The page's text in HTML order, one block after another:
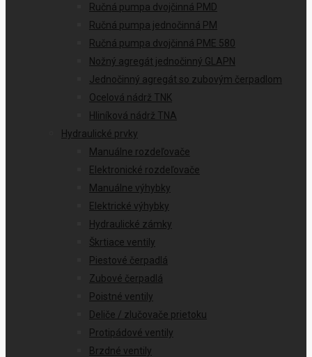
Ručná pumpa dvojčinná PMD
Ručná pumpa jednočinná PM
Ručná pumpa dvojčinná PME 580
Nožný agregát jednočinný GLAPN
Jednočinný agregát so zubovým čerpadlom
Ocelová nádrž TNK
Hliníková nádrž TNA
Hydraulické prvky
Manuálne rozdeľovače
Elektronické rozdeľovače
Manuálne výhybky
Elektrické výhybky
Hydraulické zámky
Škrtiace ventily
Piestové čerpadlá
Zubové čerpadlá
Poistné ventily
Deliče / zlučovače prietoku
Protipádové ventily
Brzdné ventily